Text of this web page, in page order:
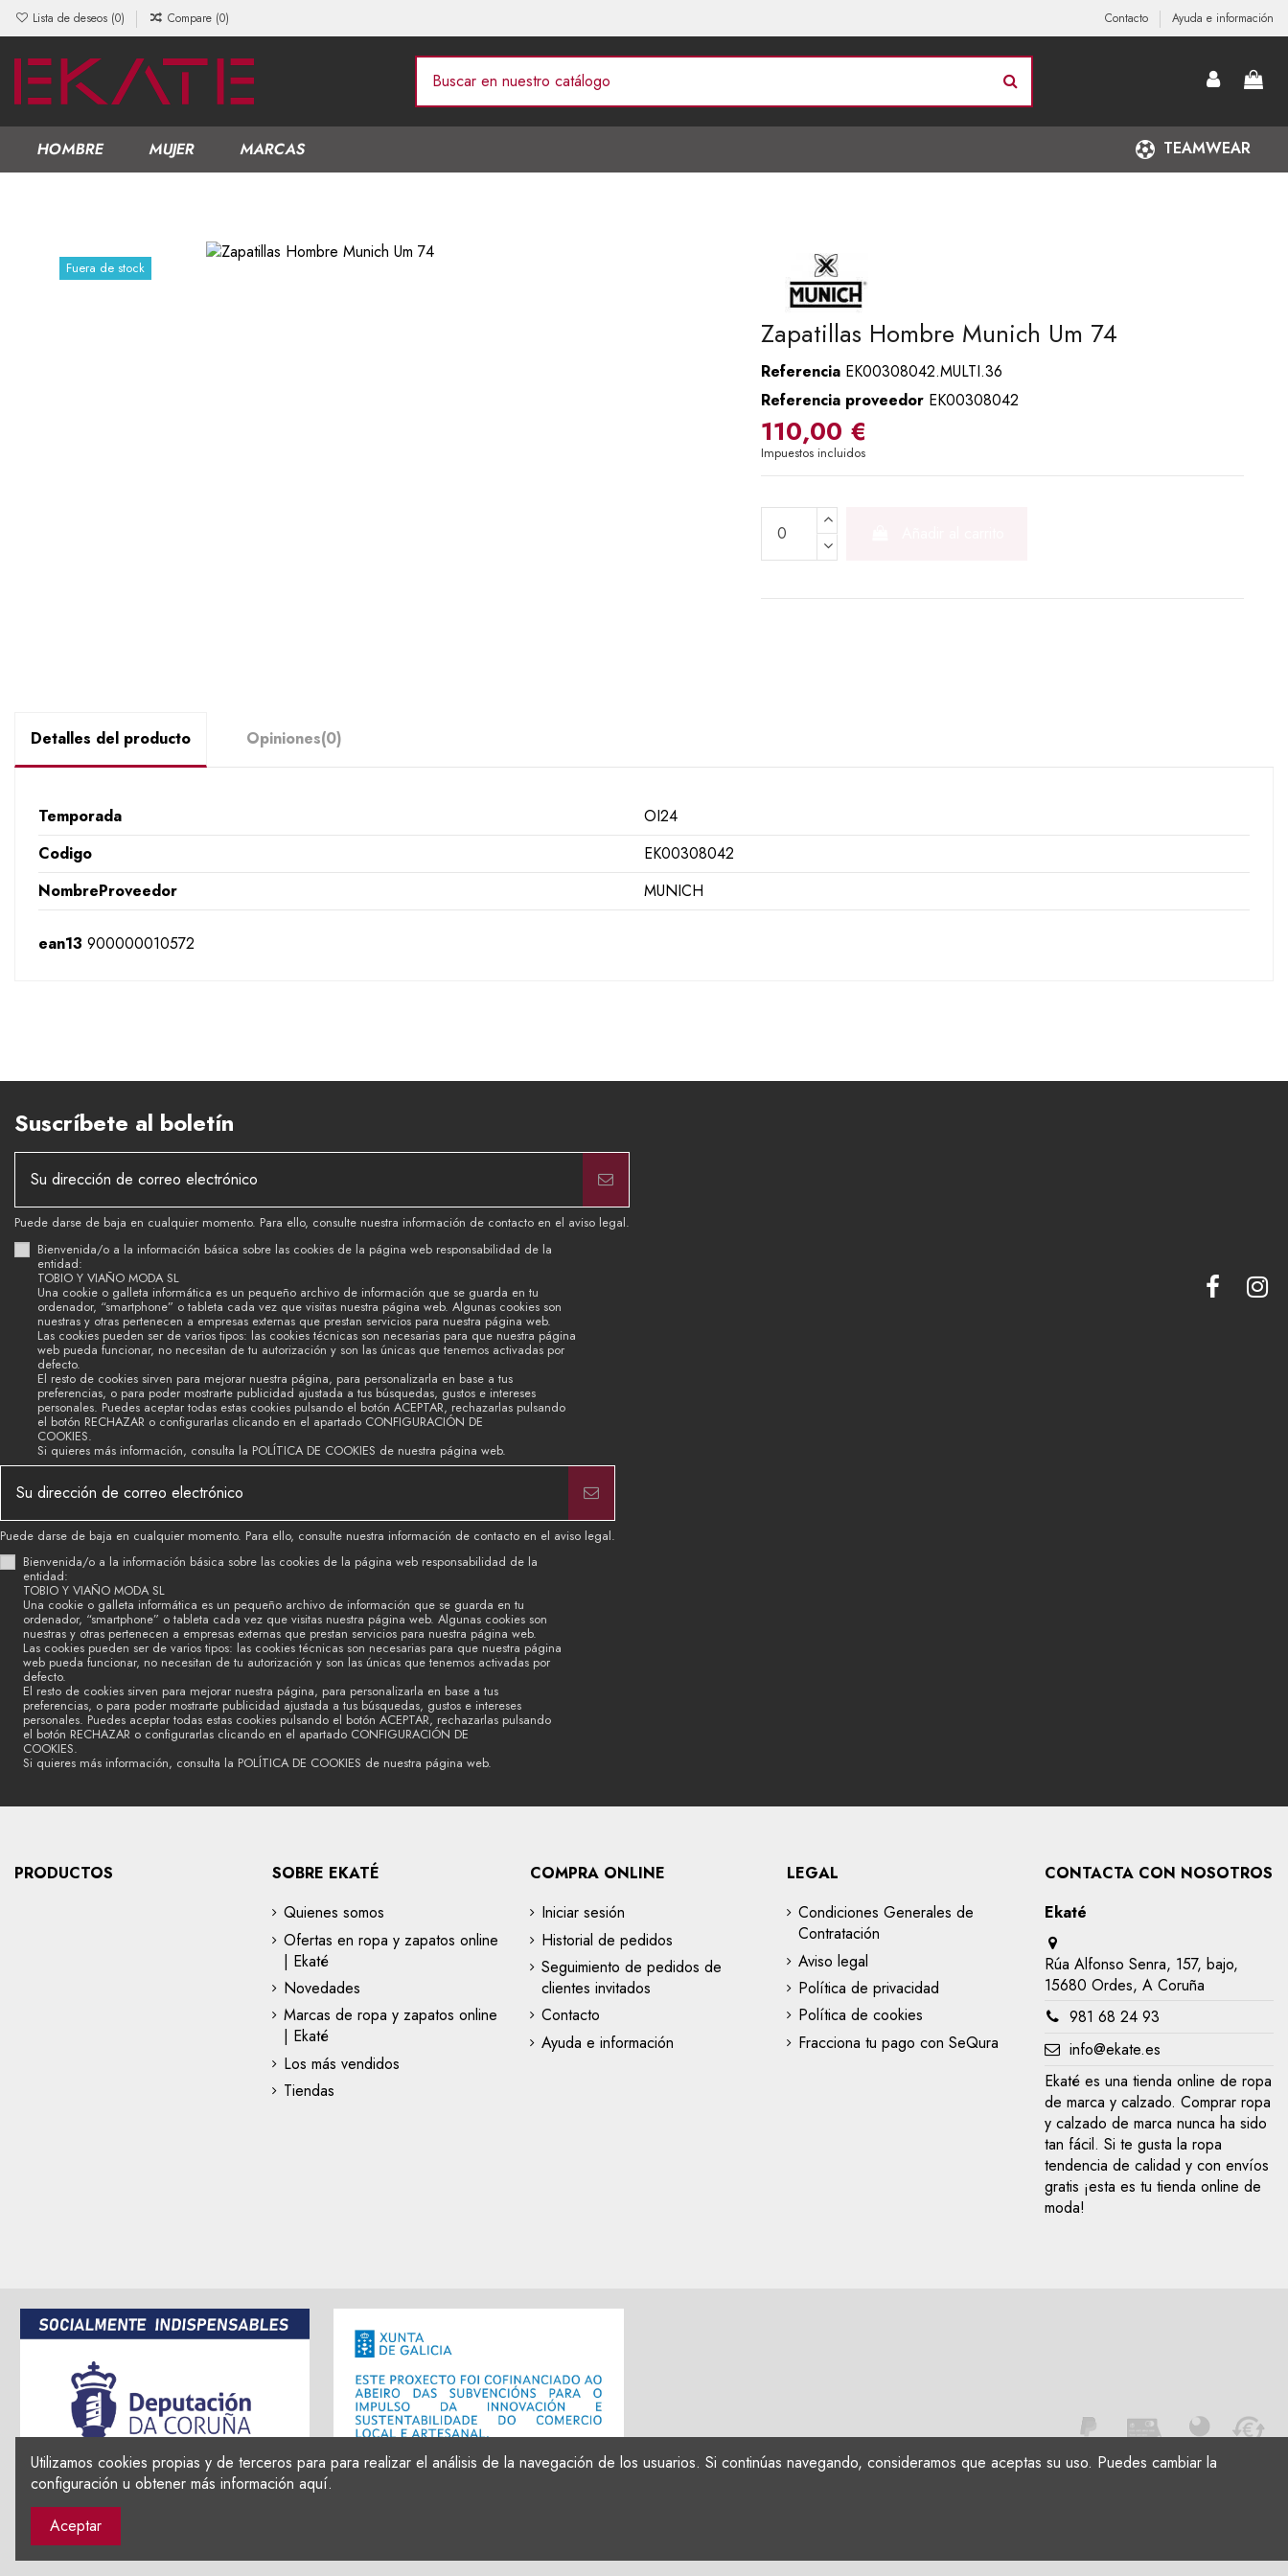
Lista de deseos (0) Compare (0) Contacto Ayuda e información
HOMBRE MUJER MARCAS TEAMWEAR
Fuera de stock
Zapatillas Hombre Munich Um 74
Referencia EK00308042.MULTI.36
Referencia proveedor EK00308042
110,00 €
Impuestos incluidos
Detalles del producto Opiniones(0)
Temporada
OI24
Codigo
EK00308042
NombreProveedor
MUNICH
ean13 900000010572
Suscríbete al boletín
Puede darse de baja en cualquier momento. Para ello, consulte nuestra información de contacto en el aviso legal.
Bienvenida/o a la información básica sobre las cookies de la página web responsabilidad de la
entidad:
TOBIO Y VIAÑO MODA SL
Una cookie o galleta informática es un pequeño archivo de información que se guarda en tu
ordenador, “smartphone” o tableta cada vez que visitas nuestra página web. Algunas cookies son
nuestras y otras pertenecen a empresas externas que prestan servicios para nuestra página web.
Las cookies pueden ser de varios tipos: las cookies técnicas son necesarias para que nuestra página
web pueda funcionar, no necesitan de tu autorización y son las únicas que tenemos activadas por
defecto.
El resto de cookies sirven para mejorar nuestra página, para personalizarla en base a tus
preferencias, o para poder mostrarte publicidad ajustada a tus búsquedas, gustos e intereses
personales. Puedes aceptar todas estas cookies pulsando el botón ACEPTAR, rechazarlas pulsando
el botón RECHAZAR o configurarlas clicando en el apartado CONFIGURACIÓN DE
COOKIES.
Si quieres más información, consulta la POLÍTICA DE COOKIES de nuestra página web.
Puede darse de baja en cualquier momento. Para ello, consulte nuestra información de contacto en el aviso legal.
Bienvenida/o a la información básica sobre las cookies de la página web responsabilidad de la
entidad:
TOBIO Y VIAÑO MODA SL
Una cookie o galleta informática es un pequeño archivo de información que se guarda en tu
ordenador, “smartphone” o tableta cada vez que visitas nuestra página web. Algunas cookies son
nuestras y otras pertenecen a empresas externas que prestan servicios para nuestra página web.
Las cookies pueden ser de varios tipos: las cookies técnicas son necesarias para que nuestra página
web pueda funcionar, no necesitan de tu autorización y son las únicas que tenemos activadas por
defecto.
El resto de cookies sirven para mejorar nuestra página, para personalizarla en base a tus
preferencias, o para poder mostrarte publicidad ajustada a tus búsquedas, gustos e intereses
personales. Puedes aceptar todas estas cookies pulsando el botón ACEPTAR, rechazarlas pulsando
el botón RECHAZAR o configurarlas clicando en el apartado CONFIGURACIÓN DE
COOKIES.
Si quieres más información, consulta la POLÍTICA DE COOKIES de nuestra página web.
PRODUCTOS
SOBRE EKATÉ
Quienes somos
Ofertas en ropa y zapatos online
| Ekaté
Novedades
Marcas de ropa y zapatos online
| Ekaté
Los más vendidos
Tiendas
COMPRA ONLINE
Iniciar sesión
Historial de pedidos
Seguimiento de pedidos de
clientes invitados
Contacto
Ayuda e información
LEGAL
Condiciones Generales de
Contratación
Aviso legal
Política de privacidad
Política de cookies
Fracciona tu pago con SeQura
CONTACTA CON NOSOTROS
Ekaté
Rúa Alfonso Senra, 157, bajo,
15680 Ordes, A Coruña
981 68 24 93
info@ekate.es
Ekaté es una tienda online de ropa
de marca y calzado. Comprar ropa
y calzado de marca nunca ha sido
tan fácil. Si te gusta la ropa
tendencia de calidad y con envíos
gratis ¡esta es tu tienda online de
moda!
Utilizamos cookies propias y de terceros para para realizar el análisis de la navegación de los usuarios. Si continúas navegando, consideramos que aceptas su uso. Puedes cambiar la
configuración u obtener más información aquí.
Aceptar